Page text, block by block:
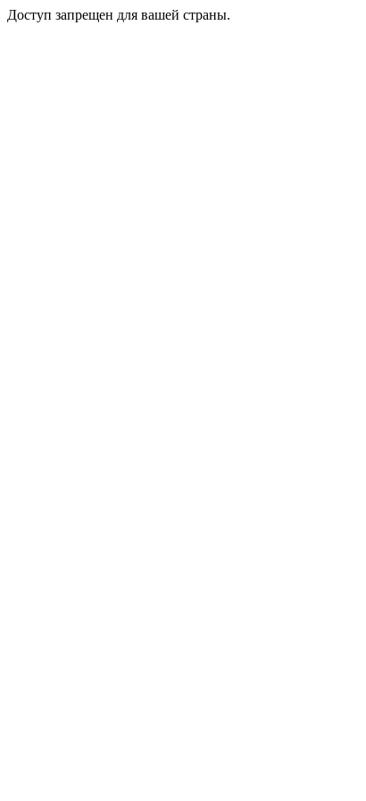
Доступ запрещен для вашей страны.